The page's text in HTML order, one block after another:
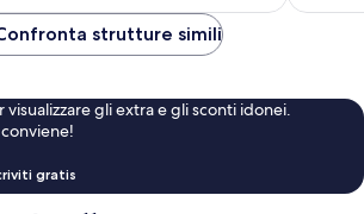
strutture simili
visualizzare gli extra e gli sconti idonei.
gratis